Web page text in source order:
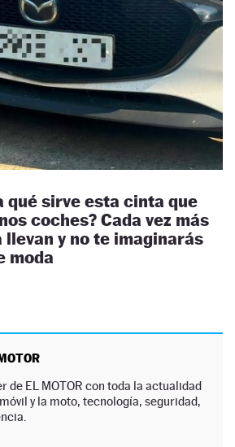
qué sirve esta cinta que
coches? Cada vez más
y no te imaginarás
moda
de EL MOTOR con toda la actualidad
y la moto, tecnología, seguridad,